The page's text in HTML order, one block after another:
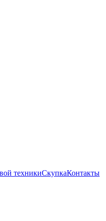
техникиСкупкаКонтакты